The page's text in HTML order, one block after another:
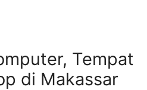
Tempat
di Makassar